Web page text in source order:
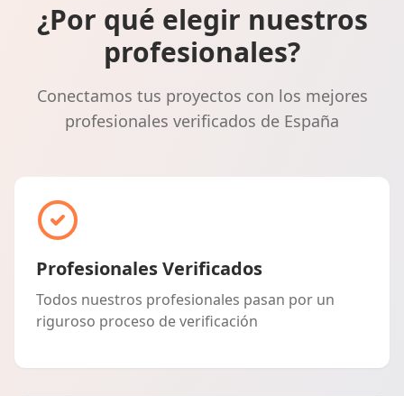
¿Por qué elegir nuestros
profesionales?
Conectamos tus proyectos con los mejores
profesionales verificados de España
Profesionales Verificados
Todos nuestros profesionales pasan por un
riguroso proceso de verificación